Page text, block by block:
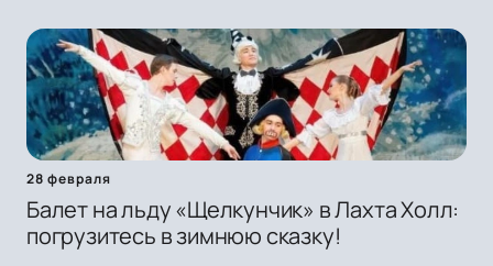
28 февраля
Балет на льду «Щелкунчик» в Лахта Холл:
погрузитесь в зимнюю сказку!